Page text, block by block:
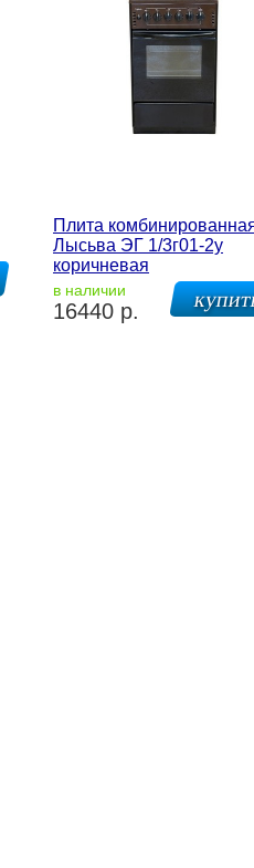
Плита
Лысьва ЭГ 1/3г01-2у
коричневая
в наличии
16440 р.